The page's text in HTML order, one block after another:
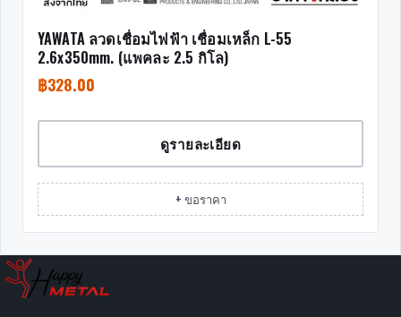
YAWATA ลวดเชื่อมไฟฟ้า เชื่อมเหล็ก L-55
2.6x350mm. (แพคละ 2.5 กิโล)
฿328.00
ดูรายละเอียด
+ ขอราคา